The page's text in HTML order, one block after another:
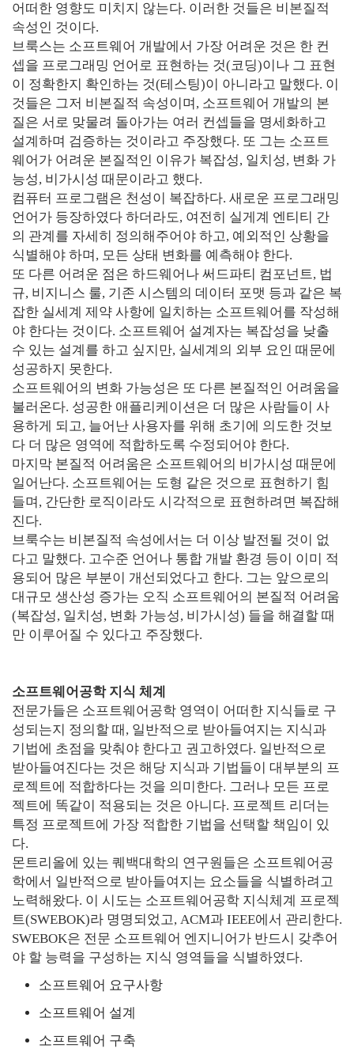
어떠한 영향도 미치지 않는다. 이러한 것들은 비본질적
속성인 것이다.
브룩스는 소프트웨어 개발에서 가장 어려운 것은 한 컨
셉을 프로그래밍 언어로 표현하는 것(코딩)이나 그 표현
이 정확한지 확인하는 것(테스팅)이 아니라고 말했다. 이
것들은 그저 비본질적 속성이며, 소프트웨어 개발의 본
질은 서로 맞물려 돌아가는 여러 컨셉들을 명세화하고
설계하며 검증하는 것이라고 주장했다. 또 그는 소프트
웨어가 어려운 본질적인 이유가 복잡성, 일치성, 변화 가
능성, 비가시성 때문이라고 했다.
컴퓨터 프로그램은 천성이 복잡하다. 새로운 프로그래밍
언어가 등장하였다 하더라도, 여전히 실게계 엔티티 간
의 관계를 자세히 정의해주어야 하고, 예외적인 상황을
식별해야 하며, 모든 상태 변화를 예측해야 한다.
또 다른 어려운 점은 하드웨어나 써드파티 컴포넌트, 법
규, 비지니스 룰, 기존 시스템의 데이터 포맷 등과 같은 복
잡한 실세계 제약 사항에 일치하는 소프트웨어를 작성해
야 한다는 것이다. 소프트웨어 설계자는 복잡성을 낮출
수 있는 설계를 하고 싶지만, 실세계의 외부 요인 때문에
성공하지 못한다.
소프트웨어의 변화 가능성은 또 다른 본질적인 어려움을
불러온다. 성공한 애플리케이션은 더 많은 사람들이 사
용하게 되고, 늘어난 사용자를 위해 초기에 의도한 것보
다 더 많은 영역에 적합하도록 수정되어야 한다.
마지막 본질적 어려움은 소프트웨어의 비가시성 때문에
일어난다. 소프트웨어는 도형 같은 것으로 표현하기 힘
들며, 간단한 로직이라도 시각적으로 표현하려면 복잡해
진다.
브룩수는 비본질적 속성에서는 더 이상 발전될 것이 없
다고 말했다. 고수준 언어나 통합 개발 환경 등이 이미 적
용되어 많은 부분이 개선되었다고 한다. 그는 앞으로의
대규모 생산성 증가는 오직 소프트웨어의 본질적 어려움
(복잡성, 일치성, 변화 가능성, 비가시성) 들을 해결할 때
만 이루어질 수 있다고 주장했다.
소프트웨어공학 지식 체계
전문가들은 소프트웨어공학 영역이 어떠한 지식들로 구
성되는지 정의할 때, 일반적으로 받아들여지는 지식과
기법에 초점을 맞춰야 한다고 권고하였다. 일반적으로
받아들여진다는 것은 해당 지식과 기법들이 대부분의 프
로젝트에 적합하다는 것을 의미한다. 그러나 모든 프로
젝트에 똑같이 적용되는 것은 아니다. 프로젝트 리더는
특정 프로젝트에 가장 적합한 기법을 선택할 책임이 있
다.
몬트리올에 있는 퀘백대학의 연구원들은 소프트웨어공
학에서 일반적으로 받아들여지는 요소들을 식별하려고
노력해왔다. 이 시도는 소프트웨어공학 지식체계 프로젝
트(SWEBOK)라 명명되었고, ACM과 IEEE에서 관리한다.
SWEBOK은 전문 소프트웨어 엔지니어가 반드시 갖추어
야 할 능력을 구성하는 지식 영역들을 식별하였다.
소프트웨어 요구사항
소프트웨어 설계
소프트웨어 구축